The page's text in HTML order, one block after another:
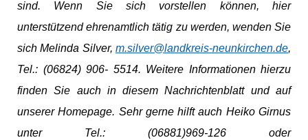
sind. Wenn Sie sich vorstellen können, hier
unterstützend ehrenamtlich tätig zu werden, wenden Sie
sichMelinda Silver,m.silver@landkreis-neunkirchen.de,
Tel.: (06824)906- 5514. Weitere Informationen hierzu
finden Sie auch in diesem Nachrichtenblatt und auf
unserer Homepage. Sehr gerne hilft auch Heiko Girnus
unter Tel.: (06881)969-126 oder